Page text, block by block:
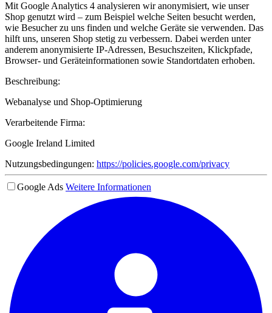
Mit Google Analytics 4 analysieren wir anonymisiert, wie unser
Shop genutzt wird – zum Beispiel welche Seiten besucht werden,
wie Besucher zu uns finden und welche Geräte sie verwenden. Das
hilft uns, unseren Shop stetig zu verbessern. Dabei werden unter
anderem anonymisierte IP-Adressen, Besuchszeiten, Klickpfade,
Browser- und Geräteinformationen sowie Standortdaten erhoben.
Beschreibung:
Webanalyse und Shop-Optimierung
Verarbeitende Firma:
Google Ireland Limited
Nutzungsbedingungen: https://policies.google.com/privacy
Google Ads Weitere Informationen